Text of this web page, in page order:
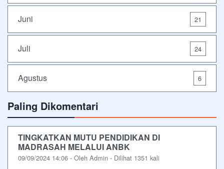
Juni 21
Juli 24
Agustus 6
Paling Dikomentari
TINGKATKAN MUTU PENDIDIKAN DI
MADRASAH MELALUI ANBK
09/09/2024 14:06 - Oleh Admin - Dilihat 1351 kali